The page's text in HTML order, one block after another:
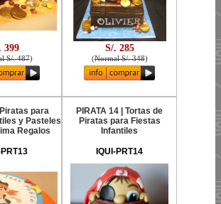
399
S/. 487)
S/. 285
(Normal S/. 348)
para
y Pasteles
Regalos
PRT13
PIRATA 14 | Tortas de
Piratas para Fiestas
Infantiles
IQUI-PRT14